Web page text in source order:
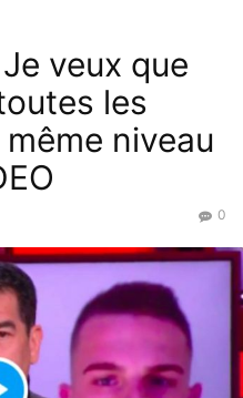
veux que
les
niveau
0